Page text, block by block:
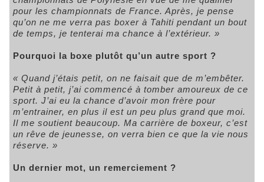
pour les championnats de France. Après, je pense
qu’on ne me verra pas boxer à Tahiti pendant un bout
de temps, je tenterai ma chance à l’extérieur. »
Pourquoi la boxe plutôt qu’un autre sport ?
« Quand j’étais petit, on ne faisait que de m’embêter.
Petit à petit, j’ai commencé à tomber amoureux de ce
sport. J’ai eu la chance d’avoir mon frère pour
m’entrainer, en plus il est un peu plus grand que moi.
Il me soutient beaucoup. Ma carrière de boxeur, c’est
un rêve de jeunesse, on verra bien ce que la vie nous
réserve. »
Un dernier mot, un remerciement ?